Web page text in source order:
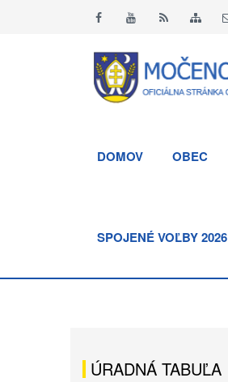
DOMOV OBEC
SPOJENÉ VOĽBY 2026
ÚRADNÁ TABUĽA